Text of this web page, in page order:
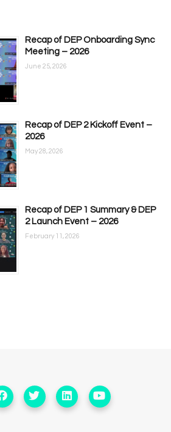
Recap of DEP Onboarding Sync
Meeting – 2026
June 25, 2026
Recap of DEP 2 Kickoff Event –
2026
May 28, 2026
Recap of DEP 1 Summary & DEP
2 Launch Event – 2026
February 11, 2026